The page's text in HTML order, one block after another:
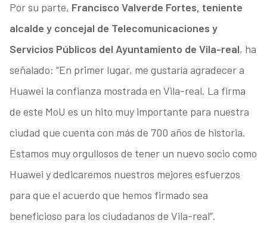
Por su parte, Francisco Valverde Fortes, teniente
alcalde y concejal de Telecomunicaciones y
Servicios Públicos del Ayuntamiento de Vila-real, ha
señalado: “En primer lugar, me gustaría agradecer a
Huawei la confianza mostrada en Vila-real. La firma
de este MoU es un hito muy importante para nuestra
ciudad que cuenta con más de 700 años de historia.
Estamos muy orgullosos de tener un nuevo socio como
Huawei y dedicaremos nuestros mejores esfuerzos
para que el acuerdo que hemos firmado sea
beneficioso para los ciudadanos de Vila-real”.